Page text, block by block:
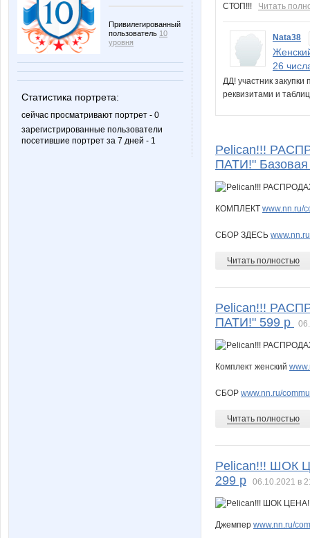
Привилегированный
пользователь 10
уровня
Статистика портрета:
сейчас просматривают портрет - 0
зарегистрированные пользователи
посетившие портрет за 7 дней - 1
СТОП!!! Читать
Nata38
26
ДД! участник закупки
реквизитами и
Pelican!!!
ПАТИ!" Базовая
КОМПЛЕКТ www.nn.ru/
СБОР ЗДЕСЬ
Читать полностью
Pelican!!!
ПАТИ!" 599 р
Комплект женский
СБОР www.nn.ru/
Читать полностью
Pelican!!! ШОК
299 р
06.10.2021 в
Джемпер www.nn.ru/